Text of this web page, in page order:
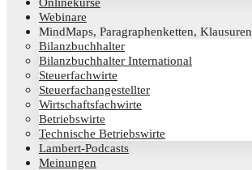
Web­i­na­re
Mind­Maps, Para­gra­phen­ket­ten, Klausuren
Bilanz­buch­hal­ter
Bilanz­buch­hal­ter International
Steu­er­fach­wir­te
Steu­er­fach­an­ge­stell­ter
Wirt­schafts­fach­wir­te
Betriebs­wir­te
Tech­ni­sche Betriebswirte
Lam­­bert-Pod­­casts
Mei­nun­gen